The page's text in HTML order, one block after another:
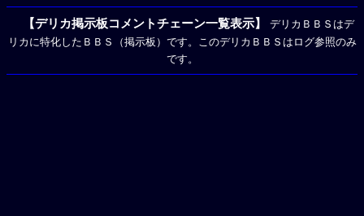
【デリカ掲示板コメントチェーン一覧表示】
デリカＢＢＳはデ
リカに特化したＢＢＳ（掲示板）です。このデリカＢＢＳはログ参照のみ
です。